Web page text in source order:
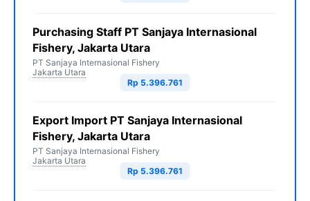
Purchasing Staff PT Sanjaya Internasional
Fishery, Jakarta Utara
PT Sanjaya Internasional Fishery
Jakarta Utara
Rp 5.396.761
Export Import PT Sanjaya Internasional
Fishery, Jakarta Utara
PT Sanjaya Internasional Fishery
Jakarta Utara
Rp 5.396.761